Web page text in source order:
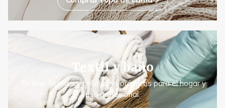
Textil y baño
Toallas, textiles y productos prácticos para el hogar y
uso profesional.